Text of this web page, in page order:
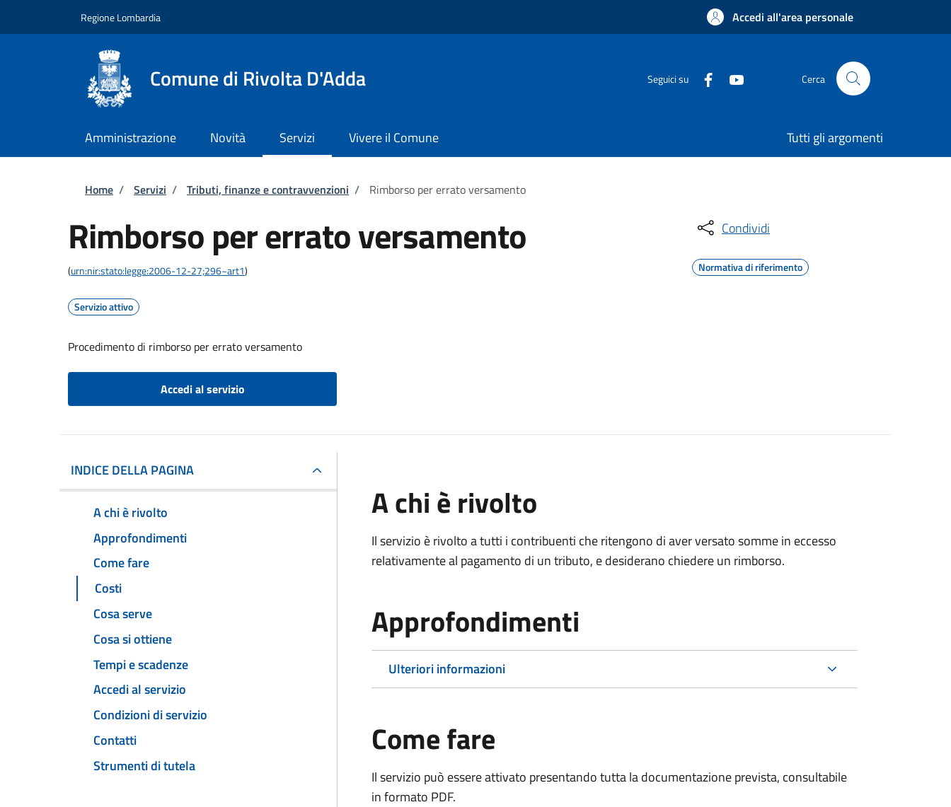
Regione Lombardia Accedi all'area personale
Comune di Rivolta D'Adda Seguici su Cerca
Amministrazione Novità Servizi Vivere il Comune Tutti gli argomenti
Briciole di pane
Home / Servizi / Tributi, finanze e contravvenzioni / Rimborso per errato versamento
Rimborso per errato versamento
(urn:nir:stato:legge:2006-12-27;296~art1)
Servizio attivo
Procedimento di rimborso per errato versamento
Accedi al servizio
Condividi
Normativa di riferimento
INDICE DELLA PAGINA
A chi è rivolto
Approfondimenti
Come fare
Costi
Cosa serve
Cosa si ottiene
Tempi e scadenze
Accedi al servizio
Condizioni di servizio
Contatti
Strumenti di tutela
A chi è rivolto
Il servizio è rivolto a tutti i contribuenti che ritengono di aver versato somme in eccesso
relativamente al pagamento di un tributo, e desiderano chiedere un rimborso.
Approfondimenti
Ulteriori informazioni
Come fare
Il servizio può essere attivato presentando tutta la documentazione prevista, consultabile
in formato PDF.